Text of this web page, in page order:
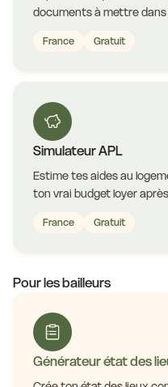
documents à mettre
France Gratuit
Simulateur APL
Estime tes aides au
ton vrai budget loyer
France Gratuit
Pour les bailleurs
Générateur état des